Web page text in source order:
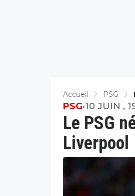
Accueil PSG
Le PSG
Liverpool
PSG•10 JUIN ,